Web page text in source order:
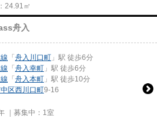
24.91㎡
舟入
「 舟入川口町 」駅 徒歩6分
「 舟入幸町 」駅 徒歩6分
「 舟入本町 」駅 徒歩10分
区西川口町9-16
｜募集中： 1室